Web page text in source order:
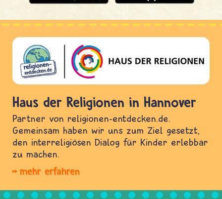
Haus der Religionen in Hannover
Partner von religionen-entdecken.de.
Gemeinsam haben wir uns zum Ziel gesetzt,
den interreligiösen Dialog für Kinder erlebbar
zu machen.
mehr erfahren